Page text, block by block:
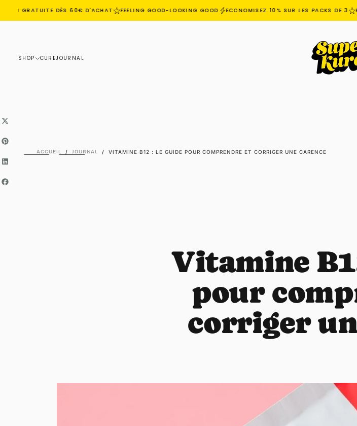
PASSER
CONTENU
GRATUITE DÈS 60€ D'ACHAT FEELING GOOD-LOOKING GOOD ECONOMISEZ 10% SUR LES PACKS DE 3
SHOP CUREJOURNAL
ACCUEIL / JOURNAL / VITAMINE B12 : LE GUIDE POUR COMPRENDRE ET CORRIGER UNE CARENCE
Vitamine
pour
corriger